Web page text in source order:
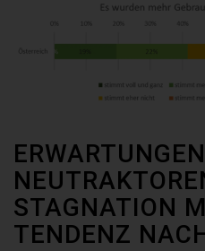
STAGNATION
TENDENZ